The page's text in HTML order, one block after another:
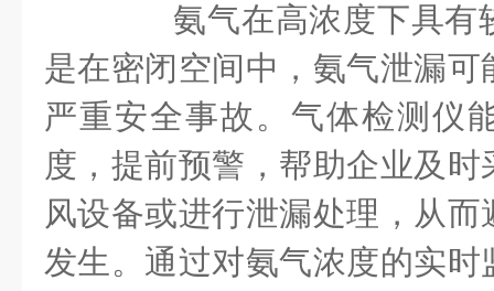
氨气在高浓度下具有
是在密闭空间中，氨气泄漏
严重安全事故。气体检测仪
度，提前预警，帮助企业及
风设备或进行泄漏处理，从
发生。通过对氨气浓度的实